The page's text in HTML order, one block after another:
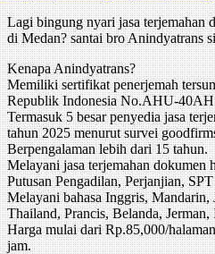
Lagi bingung nyari jasa terjemahan
di Medan? santai bro Anindyatrans
Kenapa Anindyatrans?
Memiliki sertifikat penerjemah
Republik Indonesia No.AHU-
Termasuk 5 besar penyedia jasa
tahun 2025 menurut survei
Berpengalaman lebih dari 15 tahun.
Melayani jasa terjemahan
Putusan Pengadilan, Perjanjian,
Melayani bahasa Inggris,
Thailand, Prancis, Belanda,
Harga mulai dari Rp.85,000/
jam.